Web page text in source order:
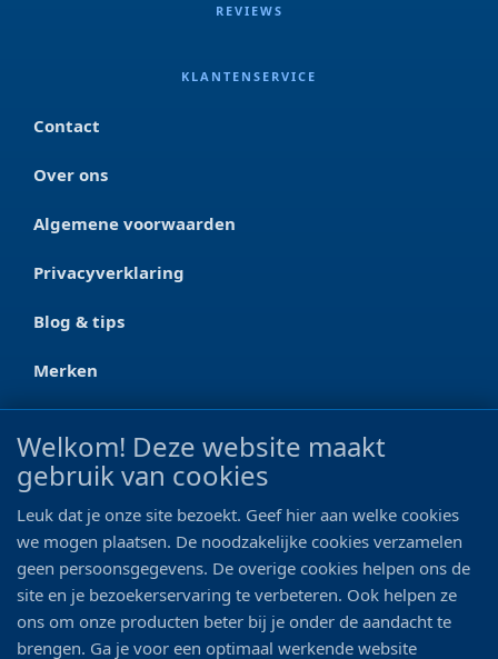
REVIEWS
KLANTENSERVICE
Contact
Over ons
Algemene voorwaarden
Privacyverklaring
Blog & tips
Merken
CONTACT
Ootmarsumseweg 125a
0546 - 622 990
06 - 11 19 81 42
info@bo-vis.nl
Welkom! Deze website maakt
gebruik van cookies
Leuk dat je onze site bezoekt. Geef hier aan welke cookies
we mogen plaatsen. De noodzakelijke cookies verzamelen
geen persoonsgegevens. De overige cookies helpen ons de
site en je bezoekerservaring te verbeteren. Ook helpen ze
ons om onze producten beter bij je onder de aandacht te
brengen. Ga je voor een optimaal werkende website